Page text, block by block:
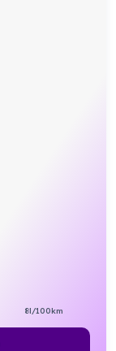
8l/100km